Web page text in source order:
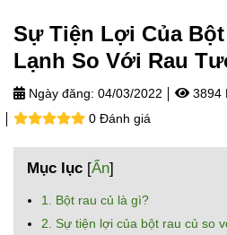
Sự Tiện Lợi Của Bột
Lạnh So Với Rau
Ngày đăng: 04/03/2022
3894
0 Đánh giá
Mục lục [Ẩn]
1. Bột rau củ là gì?
2. Sự tiện lợi của bột rau củ so